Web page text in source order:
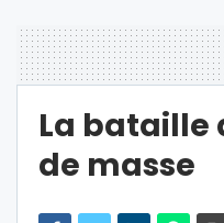
La bataille
de masse